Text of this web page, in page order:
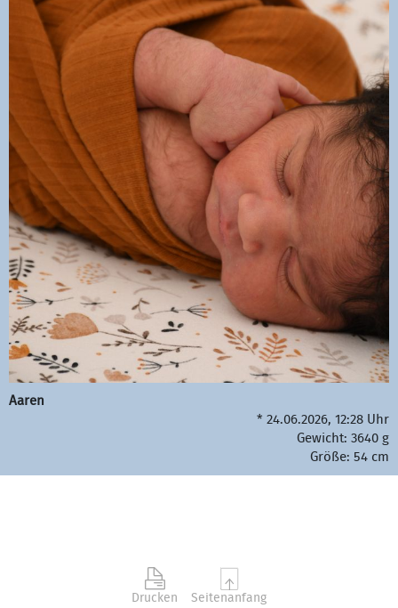
Aaren
* 24.06.2026, 12:28 Uhr
Gewicht: 3640 g
Größe: 54 cm
Drucken Seitenanfang